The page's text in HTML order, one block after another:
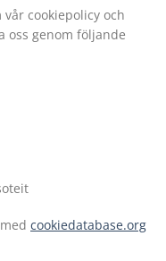
cookiepolicy och
oss genom följande
cookiedatabase.org